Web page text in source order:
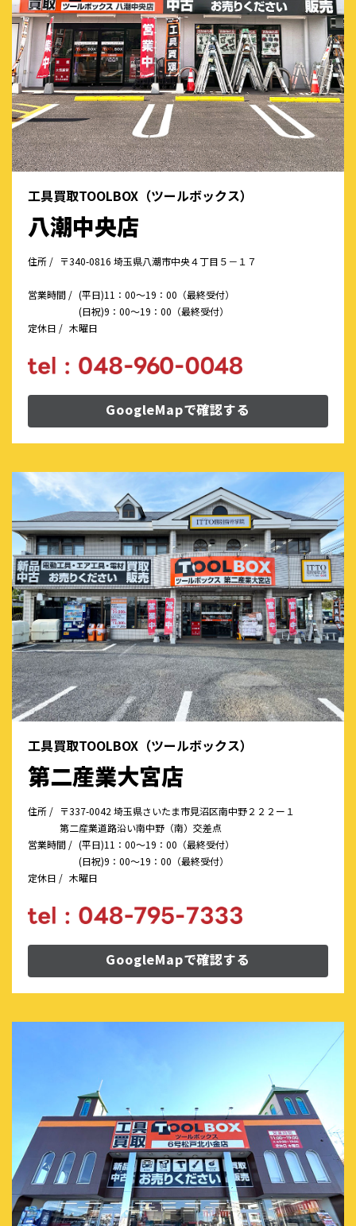
工具買取TOOLBOX（ツールボックス）
八潮中央店
住所 / 〒340-0816 埼玉県八潮市中央４丁目５－１７
営業時間 / (平日)11：00～19：00（最終受付）
(日祝)9：00～19：00（最終受付）
定休日 / 木曜日
GoogleMapで確認する
工具買取TOOLBOX（ツールボックス）
第二産業大宮店
住所 / 〒337-0042 埼玉県さいたま市見沼区南中野２２２ー１
第二産業道路沿い南中野（南）交差点
営業時間 / (平日)11：00～19：00（最終受付）
(日祝)9：00～19：00（最終受付）
定休日 / 木曜日
GoogleMapで確認する